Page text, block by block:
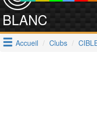
BLANC
Accueil Clubs